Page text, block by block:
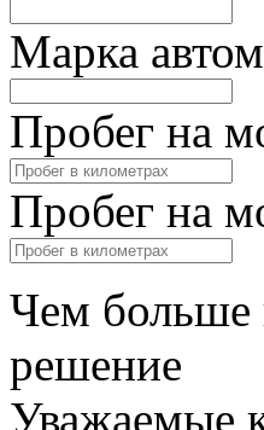
Марка
Пробег на
Пробег на
Чем больше
решение
Уважаемые